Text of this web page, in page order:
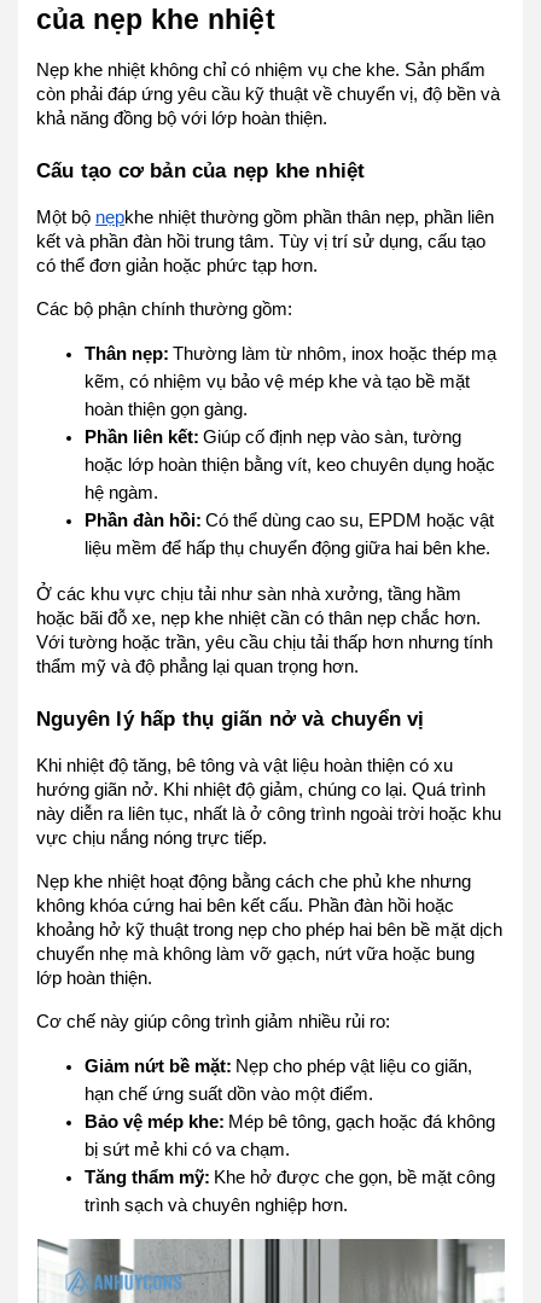
của nẹp khe nhiệt
Nẹp khe nhiệt không chỉ có nhiệm vụ che khe. Sản phẩm
còn phải đáp ứng yêu cầu kỹ thuật về chuyển vị, độ bền và
khả năng đồng bộ với lớp hoàn thiện.
Cấu tạo cơ bản của nẹp khe nhiệt
Một bộ nẹpkhe nhiệt thường gồm phần thân nẹp, phần liên
kết và phần đàn hồi trung tâm. Tùy vị trí sử dụng, cấu tạo
có thể đơn giản hoặc phức tạp hơn.
Các bộ phận chính thường gồm:
Thân nẹp: Thường làm từ nhôm, inox hoặc thép mạ
kẽm, có nhiệm vụ bảo vệ mép khe và tạo bề mặt
hoàn thiện gọn gàng.
Phần liên kết: Giúp cố định nẹp vào sàn, tường
hoặc lớp hoàn thiện bằng vít, keo chuyên dụng hoặc
hệ ngàm.
Phần đàn hồi: Có thể dùng cao su, EPDM hoặc vật
liệu mềm để hấp thụ chuyển động giữa hai bên khe.
Ở các khu vực chịu tải như sàn nhà xưởng, tầng hầm
hoặc bãi đỗ xe, nẹp khe nhiệt cần có thân nẹp chắc hơn.
Với tường hoặc trần, yêu cầu chịu tải thấp hơn nhưng tính
thẩm mỹ và độ phẳng lại quan trọng hơn.
Nguyên lý hấp thụ giãn nở và chuyển vị
Khi nhiệt độ tăng, bê tông và vật liệu hoàn thiện có xu
hướng giãn nở. Khi nhiệt độ giảm, chúng co lại. Quá trình
này diễn ra liên tục, nhất là ở công trình ngoài trời hoặc khu
vực chịu nắng nóng trực tiếp.
Nẹp khe nhiệt hoạt động bằng cách che phủ khe nhưng
không khóa cứng hai bên kết cấu. Phần đàn hồi hoặc
khoảng hở kỹ thuật trong nẹp cho phép hai bên bề mặt dịch
chuyển nhẹ mà không làm vỡ gạch, nứt vữa hoặc bung
lớp hoàn thiện.
Cơ chế này giúp công trình giảm nhiều rủi ro:
Giảm nứt bề mặt: Nẹp cho phép vật liệu co giãn,
hạn chế ứng suất dồn vào một điểm.
Bảo vệ mép khe: Mép bê tông, gạch hoặc đá không
bị sứt mẻ khi có va chạm.
Tăng thẩm mỹ: Khe hở được che gọn, bề mặt công
trình sạch và chuyên nghiệp hơn.